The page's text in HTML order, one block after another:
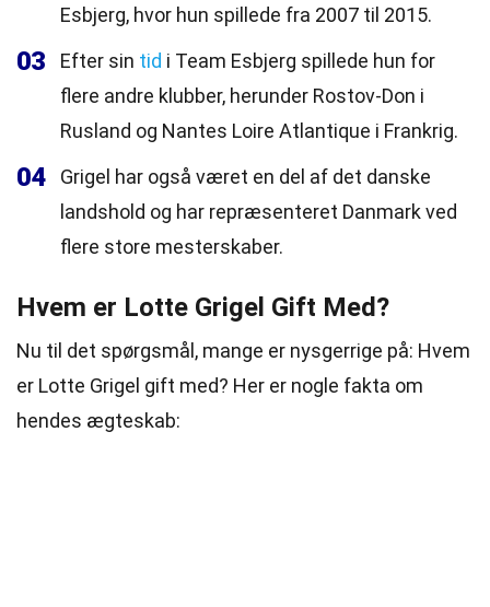
Esbjerg, hvor hun spillede fra 2007 til 2015.
03 Efter sin tid i Team Esbjerg spillede hun for
flere andre klubber, herunder Rostov-Don i
Rusland og Nantes Loire Atlantique i Frankrig.
04
Grigel har også været en del af det danske
landshold og har repræsenteret Danmark ved
flere store mesterskaber.
Hvem er Lotte Grigel Gift Med?
Nu til det spørgsmål, mange er nysgerrige på: Hvem
er Lotte Grigel gift med? Her er nogle fakta om
hendes ægteskab: